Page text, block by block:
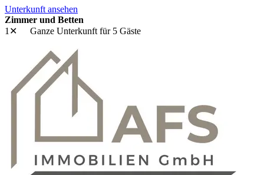
Unterkunft ansehen
Zimmer und Betten
1✕
Ganze Unterkunft für 5 Gäste